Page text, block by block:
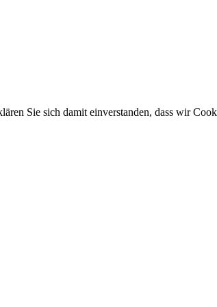
Sie sich damit einverstanden, dass wir